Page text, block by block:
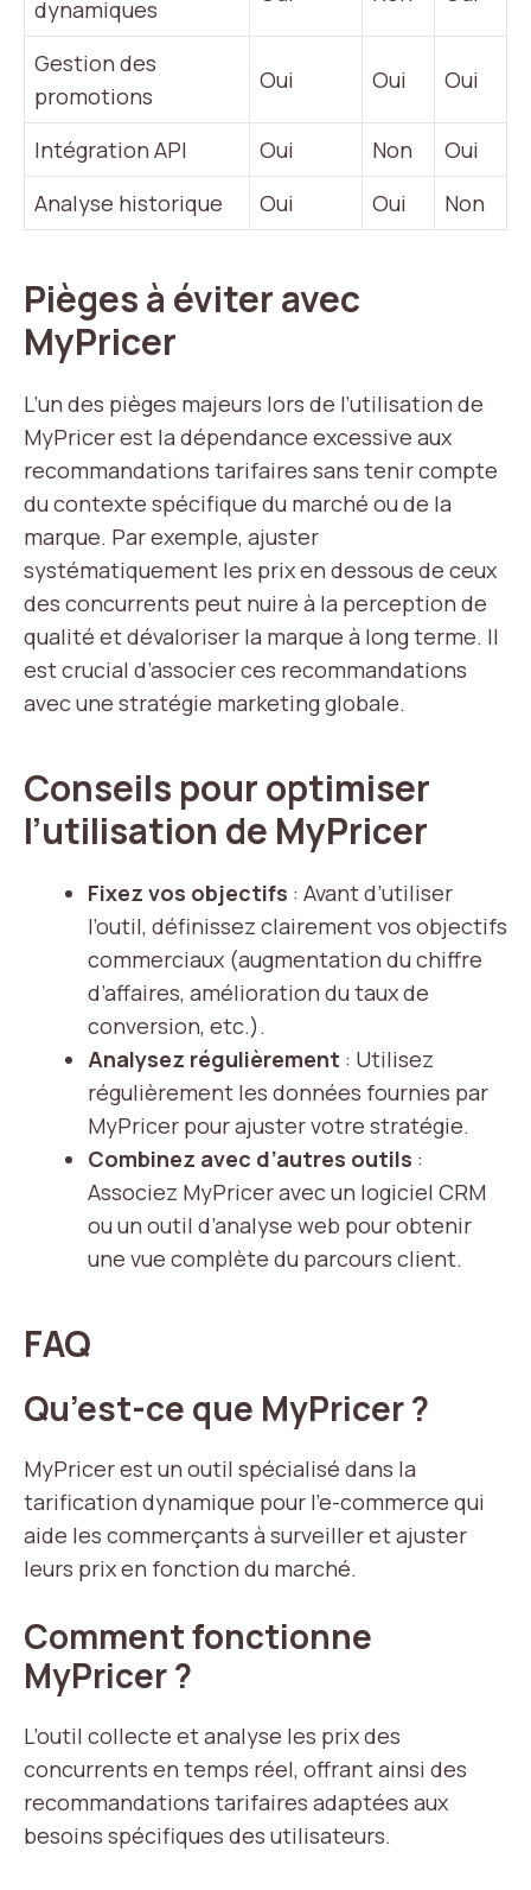
dynamiques
Gestion des
promotions
Oui Oui Oui
Intégration API Oui Non
Oui
Analyse historique
Oui Oui Non
Pièges à éviter avec
MyPricer
L’un des pièges majeurs lors de l’utilisation de
MyPricer est la dépendance excessive aux
recommandations tarifaires sans tenir compte
du contexte spécifique du marché ou de la
marque. Par exemple, ajuster
systématiquement les prix en dessous de ceux
des concurrents peut nuire à la perception de
qualité et dévaloriser la marque à long terme. Il
est crucial d’associer ces recommandations
avec une stratégie marketing globale.
Conseils pour optimiser
l’utilisation de MyPricer
Fixez vos objectifs : Avant d’utiliser
l’outil, définissez clairement vos objectifs
commerciaux (augmentation du chiffre
d’affaires, amélioration du taux de
conversion, etc.).
Analysez régulièrement : Utilisez
régulièrement les données fournies par
MyPricer pour ajuster votre stratégie.
Combinez avec d’autres outils :
Associez MyPricer avec un logiciel CRM
ou un outil d’analyse web pour obtenir
une vue complète du parcours client.
FAQ
Qu’est-ce que MyPricer ?
MyPricer est un outil spécialisé dans la
tarification dynamique pour l’e-commerce qui
aide les commerçants à surveiller et ajuster
leurs prix en fonction du marché.
Comment fonctionne
MyPricer ?
L’outil collecte et analyse les prix des
concurrents en temps réel, offrant ainsi des
recommandations tarifaires adaptées aux
besoins spécifiques des utilisateurs.